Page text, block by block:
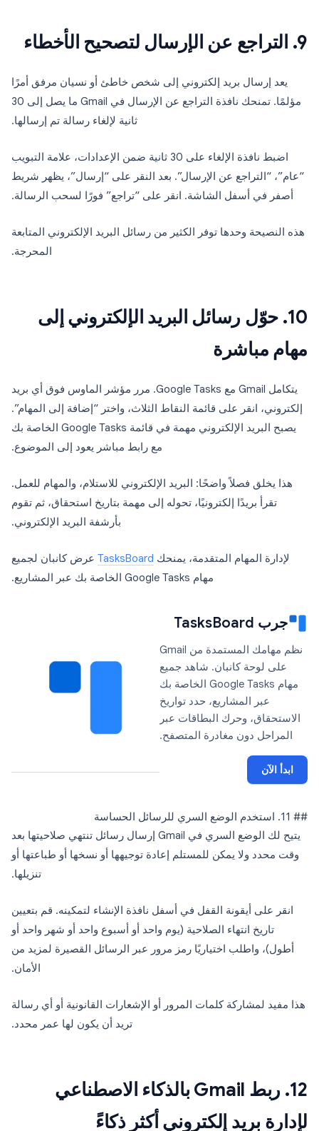
9. التراجع عن الإرسال لتصحيح الأخطاء
يعد إرسال بريد إلكتروني إلى شخص خاطئ أو نسيان مرفق أمرًا
مؤلمًا. تمنحك نافذة التراجع عن الإرسال في Gmail ما يصل إلى 30
ثانية لإلغاء رسالة تم إرسالها.
اضبط نافذة الإلغاء على 30 ثانية ضمن الإعدادات، علامة التبويب
“عام”، “التراجع عن الإرسال”. بعد النقر على “إرسال”، يظهر شريط
أصفر في أسفل الشاشة. انقر على “تراجع” فورًا لسحب الرسالة.
هذه النصيحة وحدها توفر الكثير من رسائل البريد الإلكتروني المتابعة
المحرجة.
10. حوّل رسائل البريد الإلكتروني إلى
مهام مباشرة
يتكامل Gmail مع Google Tasks. مرر مؤشر الماوس فوق أي بريد
إلكتروني، انقر على قائمة النقاط الثلاث، واختر “إضافة إلى المهام”.
يصبح البريد الإلكتروني مهمة في قائمة Google Tasks الخاصة بك
مع رابط مباشر يعود إلى الموضوع.
هذا يخلق فصلاً واضحًا: البريد الإلكتروني للاستلام، والمهام للعمل.
تقرأ بريدًا إلكترونيًا، تحوله إلى مهمة بتاريخ استحقاق، ثم تقوم
بأرشفة البريد الإلكتروني.
لإدارة المهام المتقدمة، يمنحك TasksBoard عرض كانبان لجميع
مهام Google Tasks الخاصة بك عبر المشاريع.
جرب TasksBoard
نظم مهامك المستمدة من Gmail
على لوحة كانبان. شاهد جميع
مهام Google Tasks الخاصة بك
عبر المشاريع، حدد تواريخ
الاستحقاق، وحرك البطاقات عبر
المراحل دون مغادرة المتصفح.
ابدأ الآن
## 11. استخدم الوضع السري للرسائل الحساسة
يتيح لك الوضع السري في Gmail إرسال رسائل تنتهي صلاحيتها بعد
وقت محدد ولا يمكن للمستلم إعادة توجيهها أو نسخها أو طباعتها أو
تنزيلها.
انقر على أيقونة القفل في أسفل نافذة الإنشاء لتمكينه. قم بتعيين
تاريخ انتهاء الصلاحية (يوم واحد أو أسبوع واحد أو شهر واحد أو
أطول)، واطلب اختياريًا رمز مرور عبر الرسائل القصيرة لمزيد من
الأمان.
هذا مفيد لمشاركة كلمات المرور أو الإشعارات القانونية أو أي رسالة
تريد أن يكون لها عمر محدد.
12. ربط Gmail بالذكاء الاصطناعي
لإدارة بريد إلكتروني أكثر ذكاءً